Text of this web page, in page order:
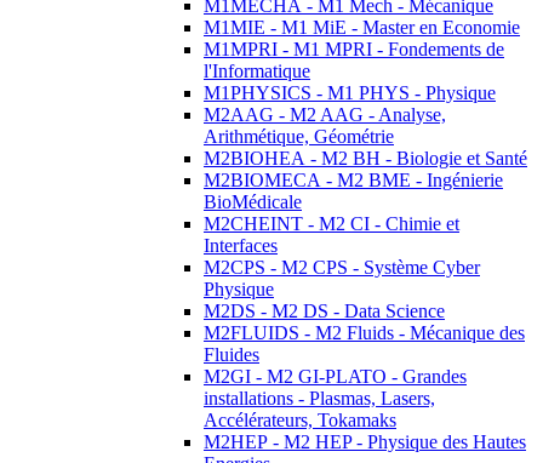
M1MECHA - M1 Mech - Mécanique
M1MIE - M1 MiE - Master en Economie
M1MPRI - M1 MPRI - Fondements de
l'Informatique
M1PHYSICS - M1 PHYS - Physique
M2AAG - M2 AAG - Analyse,
Arithmétique, Géométrie
M2BIOHEA - M2 BH - Biologie et Santé
M2BIOMECA - M2 BME - Ingénierie
BioMédicale
M2CHEINT - M2 CI - Chimie et
Interfaces
M2CPS - M2 CPS - Système Cyber
Physique
M2DS - M2 DS - Data Science
M2FLUIDS - M2 Fluids - Mécanique des
Fluides
M2GI - M2 GI-PLATO - Grandes
installations - Plasmas, Lasers,
Accélérateurs, Tokamaks
M2HEP - M2 HEP - Physique des Hautes